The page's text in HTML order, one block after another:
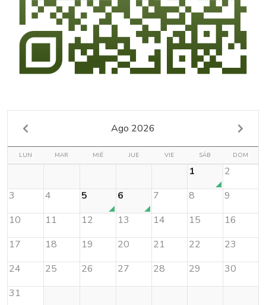
Ago 2026
LUN MAR MIÉ JUE VIE SÁB DOM
1
2
3
4 5 6 7 8
9
10
11 12 13 14 15
16
17
18 19 20 21 22
23
24
25 26 27 28 29
30
31